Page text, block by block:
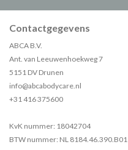
Contactgegevens
ABCA B.V.
Ant. van Leeuwenhoekweg 7
5151 DV Drunen
info@abcabodycare.nl
+31 416 375600
KvK nummer: 18042704
BTW nummer: NL 8184.46.390.B01